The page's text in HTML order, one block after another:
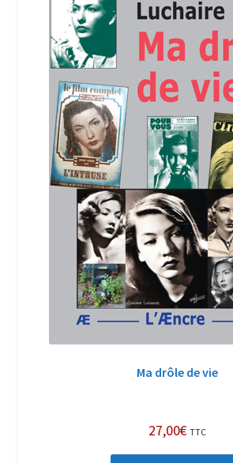
Livres de Philippe Randa
Login Customizer
Newsletter
Nous Contacter
Panier
Politique de confidentialité et cookies
Qui sommes-nous ?
Soutien à Philippe Randa
Suivi de la Commande
Ma drôle de vie
27,00€ TTC